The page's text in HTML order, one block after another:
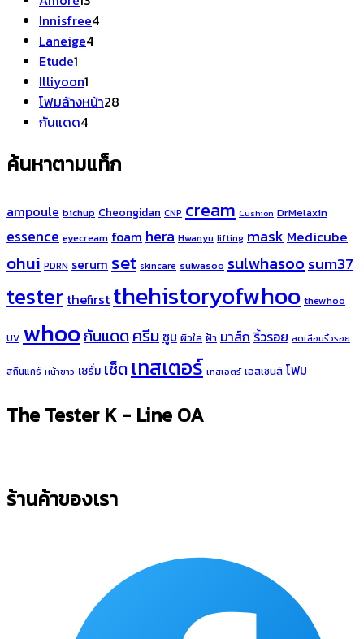
สินค้า
Innisfree44
Laneige44
Etude1
สินค้า
Illiyoon1
สินค้า
โฟมล้างหน้า28
กันแดด44
ค้นหาตามแท็ก
ampoule bichup Cheongidan CNP cream Cushion DrMelaxin
essence eyecream foam hera Hwanyu lifting mask Medicube
ohui PDRN serum set skincare sulwasoo sulwhasoosum37
tester thefirst thehistoryofwhoo thewhoo
UV whooกันแดดครีม ซูม ผิวใส ฝ้า มาส์ก ริ้วรอย ลดเลือนริ้วรอย
สกินแคร์ หน้าขาว เซรั่มเซ็ต เทสเตอร์ เทสเอตร์ เอสเซนส์ โฟม
The Tester K - Line OA
ร้านค้าของเรา